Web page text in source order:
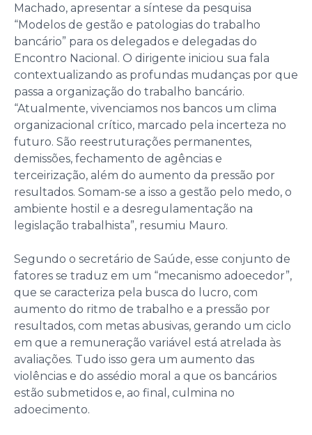
Machado, apresentar a síntese da pesquisa
“Modelos de gestão e patologias do trabalho
bancário” para os delegados e delegadas do
Encontro Nacional. O dirigente iniciou sua fala
contextualizando as profundas mudanças por que
passa a organização do trabalho bancário.
“Atualmente, vivenciamos nos bancos um clima
organizacional crítico, marcado pela incerteza no
futuro. São reestruturações permanentes,
demissões, fechamento de agências e
terceirização, além do aumento da pressão por
resultados. Somam-se a isso a gestão pelo medo, o
ambiente hostil e a desregulamentação na
legislação trabalhista”, resumiu Mauro.
Segundo o secretário de Saúde, esse conjunto de
fatores se traduz em um “mecanismo adoecedor”,
que se caracteriza pela busca do lucro, com
aumento do ritmo de trabalho e a pressão por
resultados, com metas abusivas, gerando um ciclo
em que a remuneração variável está atrelada às
avaliações. Tudo isso gera um aumento das
violências e do assédio moral a que os bancários
estão submetidos e, ao final, culmina no
adoecimento.